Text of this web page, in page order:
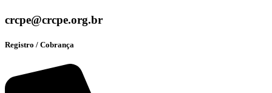
crcpe@crcpe.org.br
Registro / Cobrança